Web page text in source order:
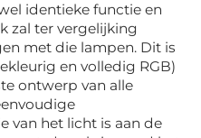
identieke functie en
zal ter vergelijking
met die lampen. Dit is
en volledig RGB)
ontwerp van alle
van het licht is aan de